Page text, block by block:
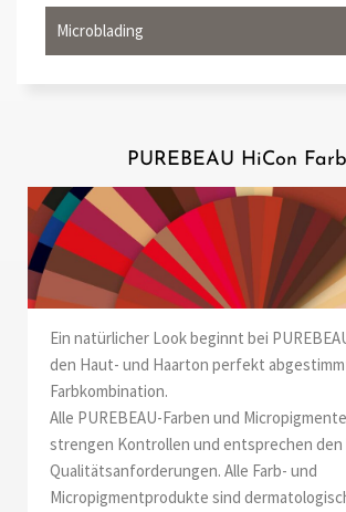
Microblading
PUREBEAU HiCon
Ein natürlicher Look beginnt bei
den Haut- und Haarton perfekt
Farbkombination.
Alle PUREBEAU-Farben und
strengen Kontrollen und entsprechen
Qualitätsanforderungen. Alle Farb- und
Micropigmentprodukte sind